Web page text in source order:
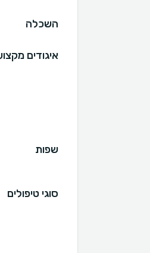
השכלה
איגודים
שפות
סוגי טיפולים